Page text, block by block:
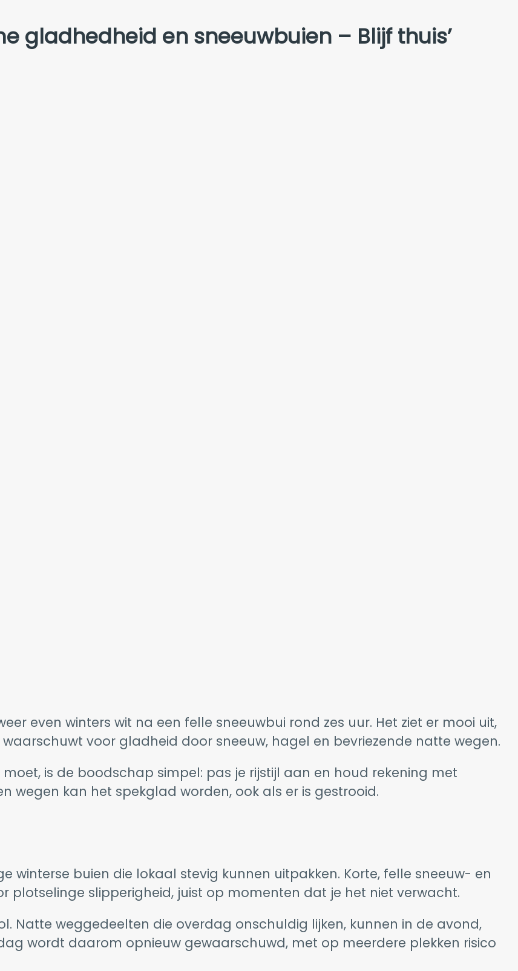
gladhedheid en sneeuwbuien – Blijf thuis’
even winters wit na een felle sneeuwbui rond zes uur. Het ziet er mooi uit,
voor gladheid door sneeuw, hagel en bevriezende natte wegen.
is de boodschap simpel: pas je rijstijl aan en houd rekening met
wegen kan het spekglad worden, ook als er is gestrooid.
winterse buien die lokaal stevig kunnen uitpakken. Korte, felle sneeuw- en
plotselinge slipperigheid, juist op momenten dat je het niet verwacht.
Natte weggedeelten die overdag onschuldig lijken, kunnen in de avond,
wordt daarom opnieuw gewaarschuwd, met op meerdere plekken risico